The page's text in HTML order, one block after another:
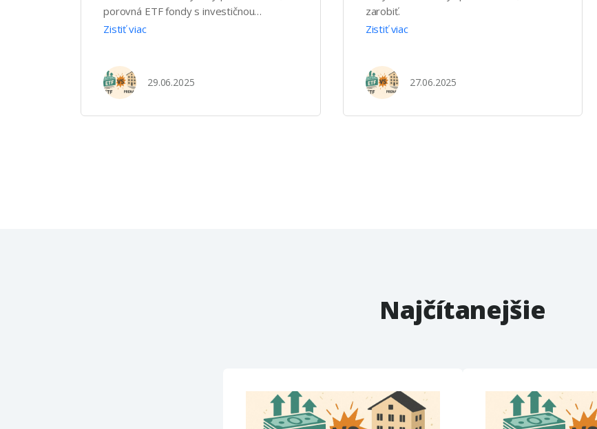
porovná ETF fondy s investičnou
nehnuteľnosťou. Fakty, ktoré ti môžu
ročný scenár (2025 → 2055) 1 ·
Východiskové parametre Oblasť Vstup
Zistiť viac
29.06.2025
zarobiť.
Zistiť viac
27.06.2025
Najčítanejšie